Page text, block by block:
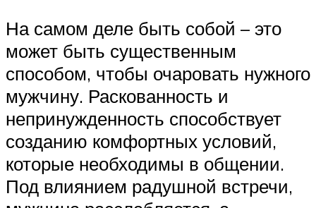
На самом деле быть собой – это
может быть существенным
способом, чтобы очаровать нужного
мужчину. Раскованность и
непринужденность способствует
созданию комфортных условий,
которые необходимы в общении.
Под влиянием радушной встречи,